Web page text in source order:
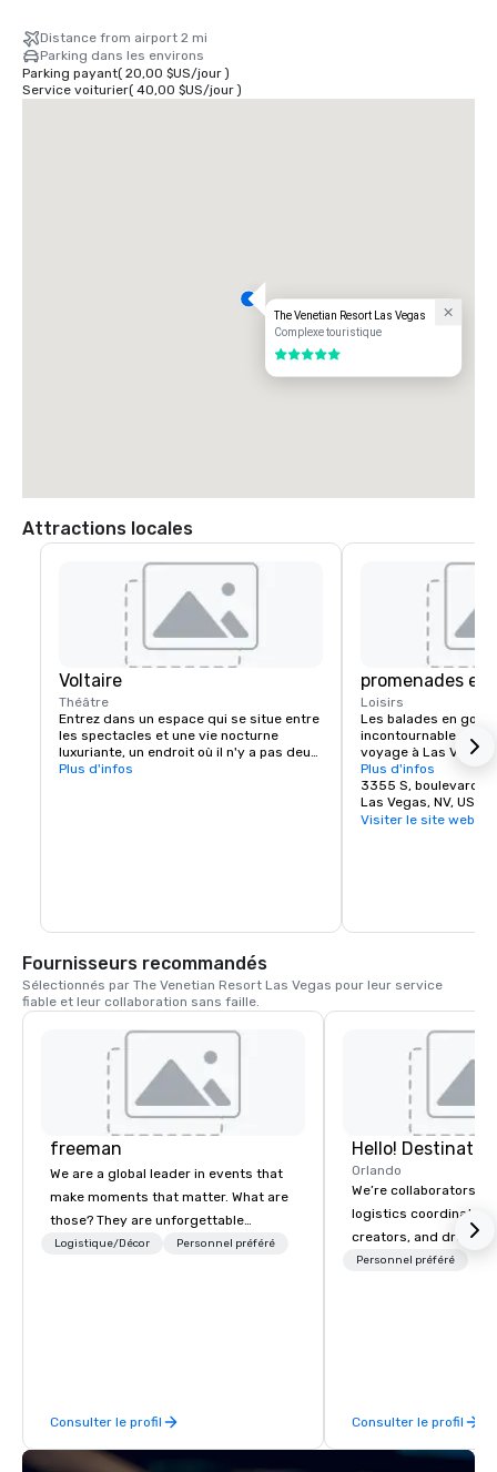
Distance from airport 2 mi
Parking dans les environs
Parking payant( 20,00 $US/jour)
Service voiturier( 40,00 $US/jour)
The Venetian Resort Las Vegas
Complexe touristique
5 sur 5
Attractions locales
Voltaire
Théâtre
Entrez dans un espace qui se situe entre
les spectacles et une vie nocturne
luxuriante, un endroit où il n'y a pas deux
soirées identiques. Avant le spectacle,
Plus d'infos
promenades en
Loisirs
Les balades en
incontournable de
voyage à Las Vegas
sans une visite en
les ponts, à côté
balcons, tout en
Il y a une balade en
Las Vegas, un
direct depuis votre
Plus d'infos
3355 S, boulevard
Las Vegas, NV, US
Visiter le site web
Fournisseurs recommandés
Sélectionnés par The Venetian Resort Las Vegas pour leur service
fiable et leur collaboration sans faille.
freeman
We are a global leader in events that
make moments that matter. What are
those? They are unforgettable
experiences that create meaningful
Logistique/Décor Personnel préféré
Consulter le profil
Orlando
We’re collaborators,
logistics
creators, and
we love with a
confidence and
result is a
Personnel préféré
Consulter le profil